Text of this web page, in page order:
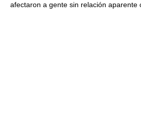
afectaron a gente sin relación aparente